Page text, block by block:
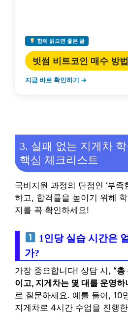
함께 읽으면 좋은 글
빗썸 비트코인 매수 방법
지금 바로 확인하기 →
3. 실패 없는 지게차
핵심 체크리스트
국비지원 과정의 단점인 ‘부족
하고, 합격률을 높이기 위해
지를 꼭 확인하세요!
1인당 실습 시간은
가?
가장 중요합니다! 상담 시, “총
이고, 지게차는 몇 대를 운영하
로 질문하세요. 예를 들어, 10
지게차로 4시간 수업을 진행